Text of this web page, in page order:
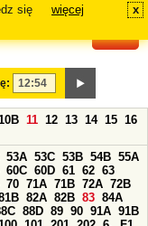
się
więcej x
11 12 13 14 15 16
53A 53C 53B 54B 55A
60C 60D 61 62 63
70 71A 71B 72A 72B
82A 82B 83 84A
88D 89 90 91A 91B